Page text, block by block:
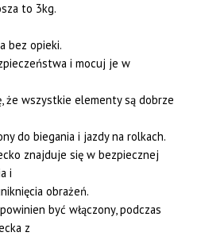
to 3kg.
bez opieki.
i mocuj je w
że wszystkie elementy są dobrze
do biegania i jazdy na rolkach.
znajduje się w bezpiecznej
i
obrażeń.
być włączony, podczas
z